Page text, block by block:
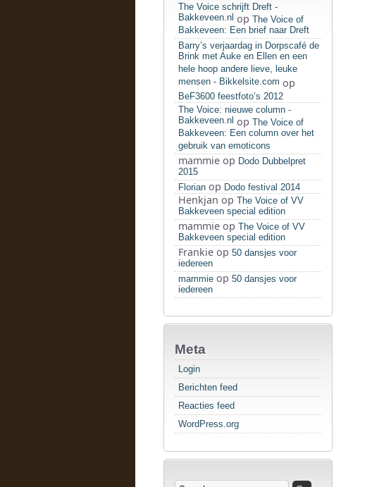
The Voice schrijft Dreft -
Bakkeveen.nl op The Voice of
Bakkeveen: Een brief naar Dreft
Barry’s verjaardag in Dorpscafé de
Brink met Auke en Ellen en een
hele hoop andere lieve, leuke
mensen - Bikkelsite.com op
BeF3600 feestfoto’s 2012
The Voice: nieuwe column -
Bakkeveen.nl op The Voice of
Bakkeveen: Een column over het
gebruik van emoticons
mammie op Dodo Dubbelpret
2015
Florian op Dodo festival 2014
Henkjan op The Voice of VV
Bakkeveen special edition
mammie op The Voice of VV
Bakkeveen special edition
Frankie op 50 dansjes voor
iedereen
mammie op 50 dansjes voor
iedereen
Meta
Login
Berichten feed
Reacties feed
WordPress.org